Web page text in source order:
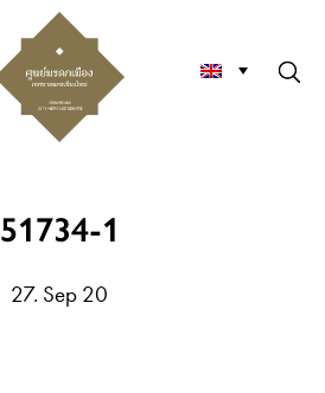
51734-1
27. Sep 20